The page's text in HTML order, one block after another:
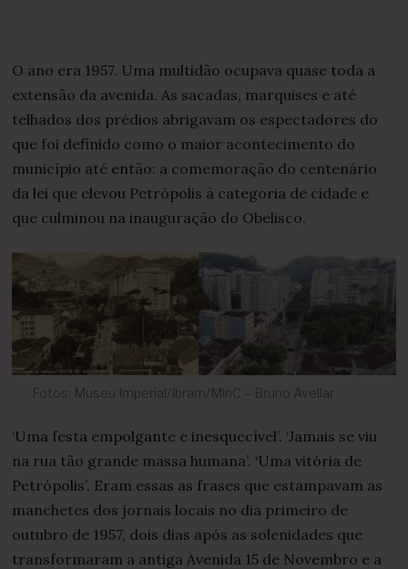
r
i
d
e
0
2
O ano era 1957. Uma multidão ocupava quase toda a
extensão da avenida. As sacadas, marquises e até
telhados dos prédios abrigavam os espectadores do
que foi definido como o maior acontecimento do
município até então: a comemoração do centenário
da lei que elevou Petrópolis à categoria de cidade e
que culminou na inauguração do Obelisco.
Fotos: Museu Imperial/Ibram/MinC – Bruno Avellar
‘Uma festa empolgante e inesquecível’. ‘Jamais se viu
na rua tão grande massa humana’. ‘Uma vitória de
Petrópolis’. Eram essas as frases que estampavam as
manchetes dos jornais locais no dia primeiro de
outubro de 1957, dois dias após as solenidades que
transformaram a antiga Avenida 15 de Novembro e a